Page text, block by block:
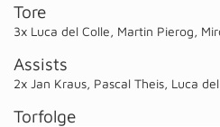
Tore
3x Luca del Colle, Martin Pierog,
Assists
2x Jan Kraus, Pascal Theis, Luca
Torfolge